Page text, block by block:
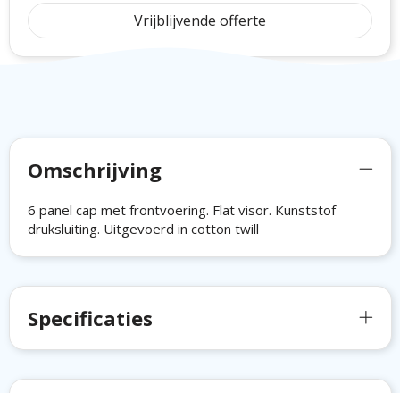
Vrijblijvende offerte
Omschrijving
6 panel cap met frontvoering. Flat visor. Kunststof
druksluiting. Uitgevoerd in cotton twill
Specificaties